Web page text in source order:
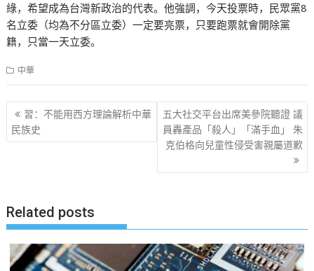
綠，希望成為台灣新政治的代表。他強調，今天投票時，民眾黨8
名立委（均為不分區立委）一定要亮票，只要跑票就會開除黨
籍，只當一天立委。
中華
文
章
習：不能用西方理論解析中華
民族史
五大社交平台出席美參院聽證 議
員轟產品「殺人」「滿手血」 朱
克伯格向兒童性侵受害親屬道歉
Related posts